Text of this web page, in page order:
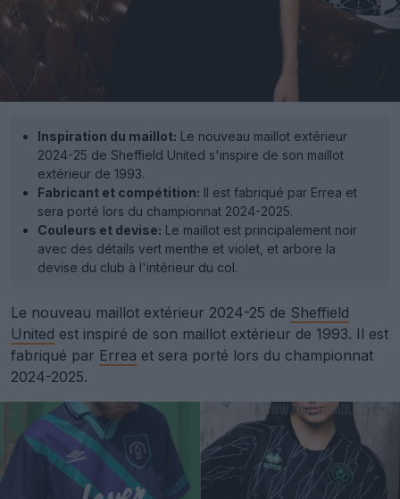
Inspiration du maillot: Le nouveau maillot extérieur
2024-25 de Sheffield United s'inspire de son maillot
extérieur de 1993.
Fabricant et compétition: Il est fabriqué par Errea et
sera porté lors du championnat 2024-2025.
Couleurs et devise: Le maillot est principalement noir
avec des détails vert menthe et violet, et arbore la
devise du club à l'intérieur du col.
Le nouveau maillot extérieur 2024-25 de Sheffield
United est inspiré de son maillot extérieur de 1993. Il est
fabriqué par Errea et sera porté lors du championnat
2024-2025.